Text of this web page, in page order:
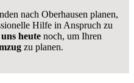
nach Oberhausen planen,
Hilfe in Anspruch zu
heutenoch, um Ihren
zu planen.